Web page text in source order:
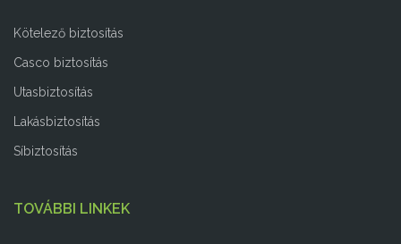
Kötelező biztosítás
Casco biztosítás
Utasbiztosítás
Lakásbiztosítás
Síbiztosítás
TOVÁBBI LINKEK